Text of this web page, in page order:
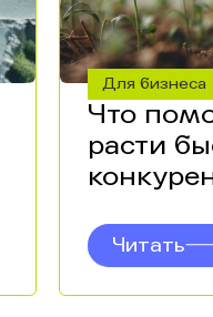
Для бизнеса
Что
расти
Читать